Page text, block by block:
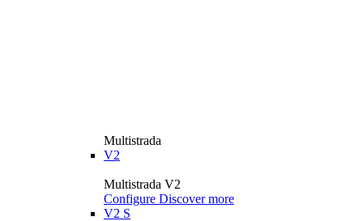
Multistrada
V2
Multistrada V2
Configure Discover more
V2 S